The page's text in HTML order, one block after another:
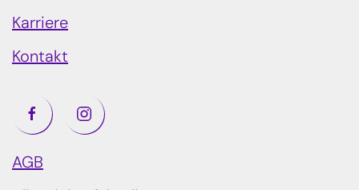
Karriere
Kontakt
AGB